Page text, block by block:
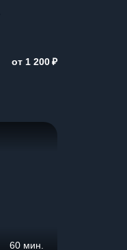
от 1 200₽
60 мин.